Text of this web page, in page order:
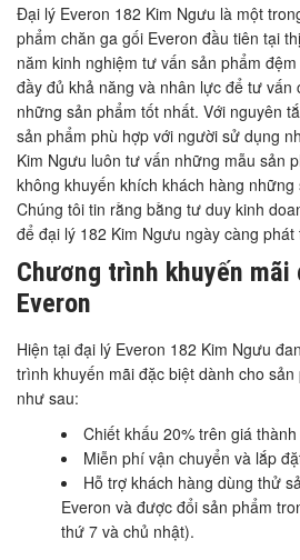
Đại lý Everon 182 Kim Ngưu là một
phẩm chăn ga gối Everon đầu tiên tại
năm kinh nghiệm tư vấn sản phẩm
đầy đủ khả năng và nhân lực để tư vấn
những sản phẩm tốt nhất. Với nguyên
sản phẩm phù hợp với người sử dụng
Kim Ngưu luôn tư vấn những mẫu sản
không khuyến khích khách hàng
Chúng tôi tin rằng bằng tư duy kinh
để đại lý 182 Kim Ngưu ngày càng
Chương trình khuyến mãi
Everon
Hiện tại đại lý Everon 182 Kim Ngưu
trình khuyến mãi đặc biệt dành cho
như sau:
Chiết khấu 20% trên giá
Miễn phí vận chuyển và lắp
Hỗ trợ khách hàng dùng thử
Everon và được đổi sản phẩm
thứ 7 và chủ nhật).